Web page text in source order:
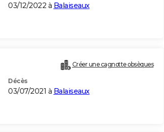
03/12/2022 à Balaiseaux
Créer une cagnotte obsèques
Décès
03/07/2021 à Balaiseaux